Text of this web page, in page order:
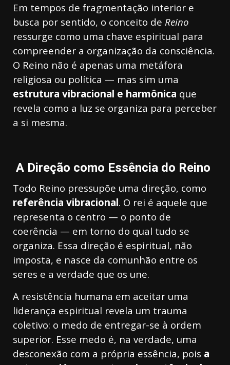
Em tempos de fragmentação interior e
busca por sentido, o conceito de Reino
ressurge como uma chave espiritual para
compreender a organização da consciência.
O Reino não é apenas uma metáfora
religiosa ou política — mas sim uma
estrutura vibracional e harmônica que
revela como a luz se organiza para perceber
a si mesma.
A Direção como Essência do Reino
Todo Reino pressupõe uma direção, como
referência vibracional. O rei é aquele que
representa o centro — o ponto de
coerência — em torno do qual tudo se
organiza. Essa direção é espiritual, não
imposta, e nasce da comunhão entre os
seres e a verdade que os une.
A resistência humana em aceitar uma
liderança espiritual revela um trauma
coletivo: o medo de entregar-se à ordem
superior. Esse medo é, na verdade, uma
desconexão com a própria essência, pois a